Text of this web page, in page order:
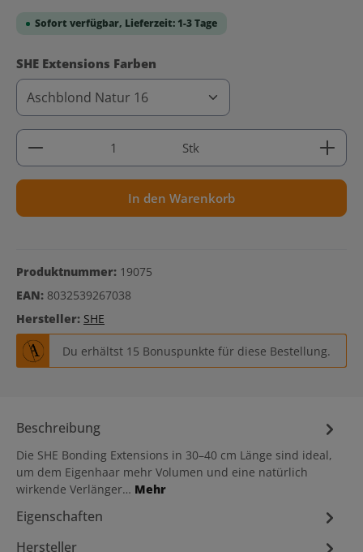
Sofort verfügbar, Lieferzeit: 1-3 Tage
SHE Extensions Farben
Produkt Anzahl: Gib den gewünschten Wert ein
Stk
In den Warenkorb
Produktnummer: 19075
EAN: 8032539267038
Hersteller: SHE
Du erhältst 15 Bonuspunkte für diese Bestellung.
Beschreibung
Die SHE Bonding Extensions in 30–40 cm Länge sind ideal,
um dem Eigenhaar mehr Volumen und eine natürlich
wirkende Verlänger… Mehr
Eigenschaften
Hersteller